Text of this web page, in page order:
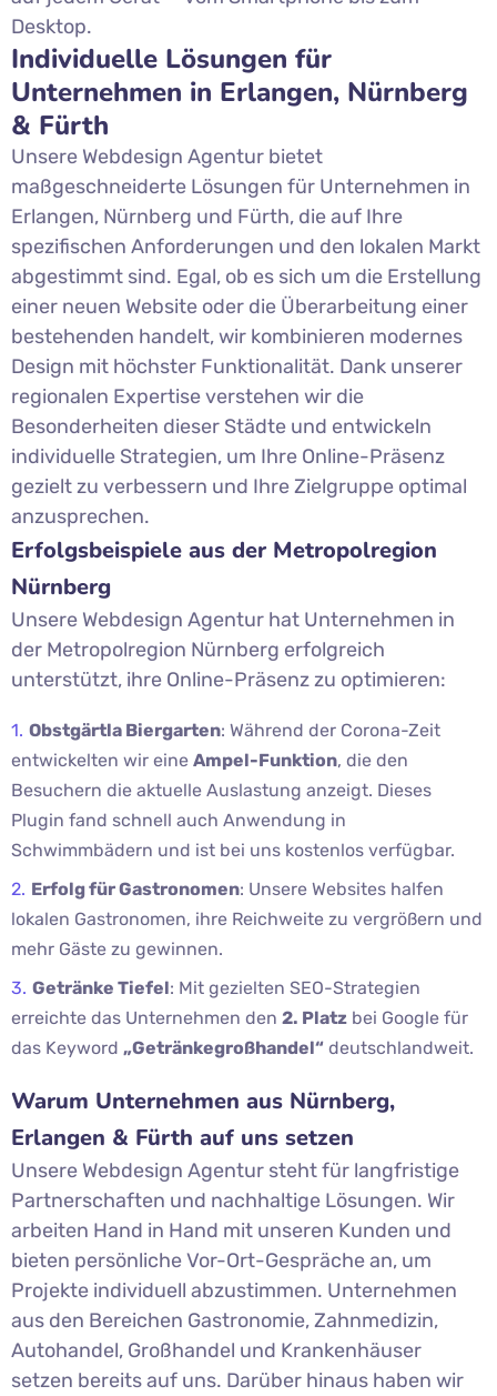
Desktop.
Individuelle Lösungen für
Unternehmen in Erlangen, Nürnberg
& Fürth
Unsere Webdesign Agentur bietet
maßgeschneiderte Lösungen für Unternehmen in
Erlangen, Nürnberg und Fürth, die auf Ihre
spezifischen Anforderungen und den lokalen Markt
abgestimmt sind. Egal, ob es sich um die Erstellung
einer neuen Website oder die Überarbeitung einer
bestehenden handelt, wir kombinieren modernes
Design mit höchster Funktionalität. Dank unserer
regionalen Expertise verstehen wir die
Besonderheiten dieser Städte und entwickeln
individuelle Strategien, um Ihre Online-Präsenz
gezielt zu verbessern und Ihre Zielgruppe optimal
anzusprechen.
Erfolgsbeispiele aus der Metropolregion
Nürnberg
Unsere Webdesign Agentur hat Unternehmen in
der Metropolregion Nürnberg erfolgreich
unterstützt, ihre Online-Präsenz zu optimieren:
Obstgärtla Biergarten: Während der Corona-Zeit
entwickelten wir eine Ampel-Funktion, die den
Besuchern die aktuelle Auslastung anzeigt. Dieses
Plugin fand schnell auch Anwendung in
Schwimmbädern und ist bei uns kostenlos verfügbar.
Erfolg für Gastronomen: Unsere Websites halfen
lokalen Gastronomen, ihre Reichweite zu vergrößern und
mehr Gäste zu gewinnen.
Getränke Tiefel: Mit gezielten SEO-Strategien
erreichte das Unternehmen den 2. Platz bei Google für
das Keyword „Getränkegroßhandel“ deutschlandweit.
Warum Unternehmen aus Nürnberg,
Erlangen & Fürth auf uns setzen
Unsere Webdesign Agentur steht für langfristige
Partnerschaften und nachhaltige Lösungen. Wir
arbeiten Hand in Hand mit unseren Kunden und
bieten persönliche Vor-Ort-Gespräche an, um
Projekte individuell abzustimmen. Unternehmen
aus den Bereichen Gastronomie, Zahnmedizin,
Autohandel, Großhandel und Krankenhäuser
setzen bereits auf uns. Darüber hinaus haben wir